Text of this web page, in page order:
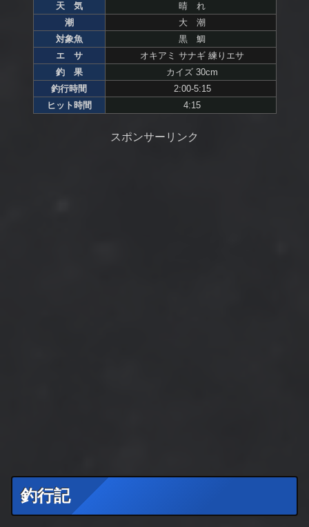
天 気
晴 れ
潮
大 潮
対象魚
黒 鯛
エ サ
オキアミ サナギ 練りエサ
釣 果
カイズ 30cm
釣行時間
2:00-5:15
ヒット時間
4:15
スポンサーリンク
釣行記